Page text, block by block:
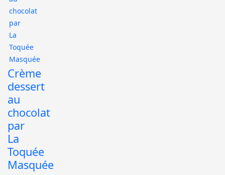
Crème
dessert
au
chocolat
par
La
Toquée
Masquée